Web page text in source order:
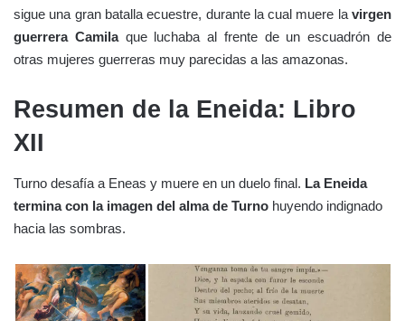
sigue una gran batalla ecuestre, durante la cual muere la virgen
guerrera Camilaque luchaba al frente de un escuadrón de
otras mujeres guerreras muy parecidas a las amazonas.
Resumen de la Eneida: Libro
XII
Turno desafía a Eneas y muere en un duelo final. La Eneida
termina con la imagen del alma de Turno huyendo indignado
hacia las sombras.